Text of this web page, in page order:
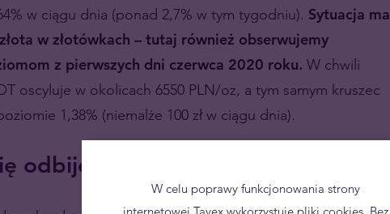
w ciągu dnia (ponad 2,7% w tym tygodniu). Sytuacja ma
w złotówkach – tutaj również obserwujemy
z pierwszych dni czerwca 2020 roku. W chwili
oscyluje w okolicach 6550 PLN/oz, a tym samym kruszec
1,38% (niemalże 100 zł w ciągu dnia).
odbije?
W celu poprawy funkcjonowania strony